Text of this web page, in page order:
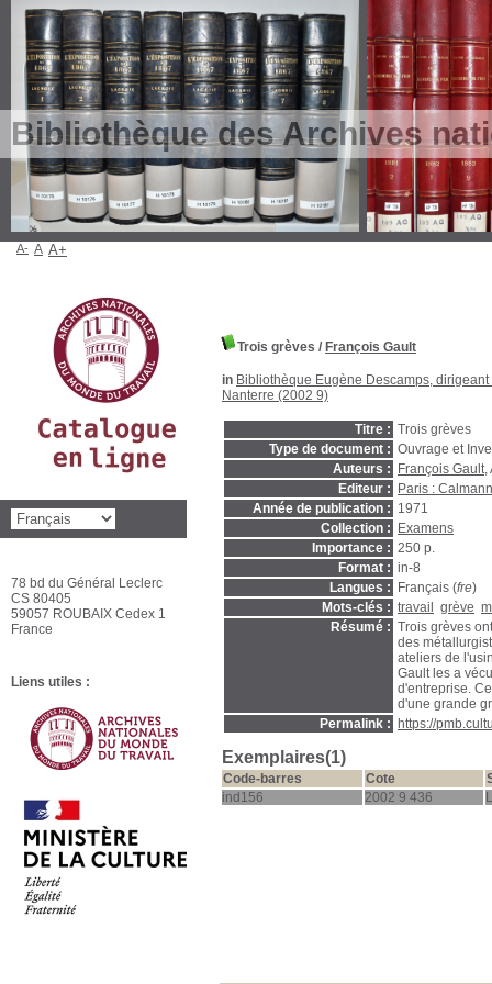
Bibliothèque des Archives
Trois grèves / François Gault
in Bibliothèque Eugène Descamps,
Nanterre (2002 9)
Titre : Trois grèves
Type de document : Ouvrage et
Auteurs :
François Gault,
Editeur :
Paris :
Année de publication : 1971
Collection :
Examens
Importance : 250 p.
Format : in-8
Langues :
Français (fre)
Mots-clés : travail grève
Résumé : Trois grèves
des
ateliers de
Gault les a
d'entreprise.
d'une grande
Permalink :
https://
Exemplaires(1)
Code-barres Cote
ind156
2002 9 436
A- A A+
78 bd du Général Leclerc
CS 80405
59057 ROUBAIX Cedex 1
France
Liens utiles :